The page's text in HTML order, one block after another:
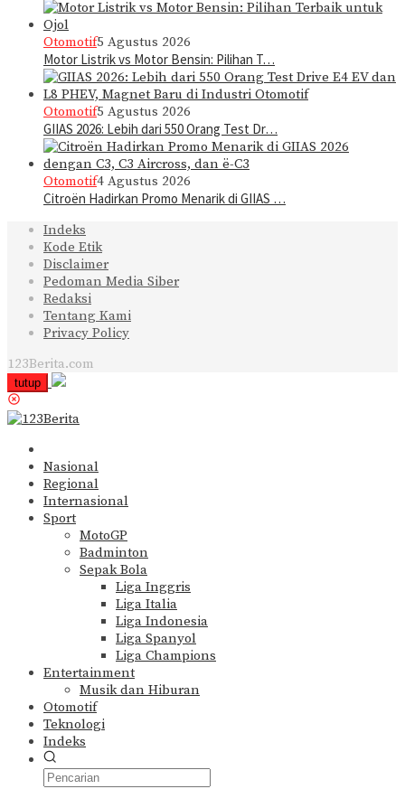
Otomotif5 Agustus 2026
Motor Listrik vs Motor Bensin: Pilihan T…
Otomotif5 Agustus 2026
GIIAS 2026: Lebih dari 550 Orang Test Dr…
Otomotif4 Agustus 2026
Citroën Hadirkan Promo Menarik di GIIAS …
Indeks
Kode Etik
Disclaimer
Pedoman Media Siber
Redaksi
Tentang Kami
Privacy Policy
123Berita.com
tutup
Nasional
Regional
Internasional
Sport
MotoGP
Badminton
Sepak Bola
Liga Inggris
Liga Italia
Liga Indonesia
Liga Spanyol
Liga Champions
Entertainment
Musik dan Hiburan
Otomotif
Teknologi
Indeks